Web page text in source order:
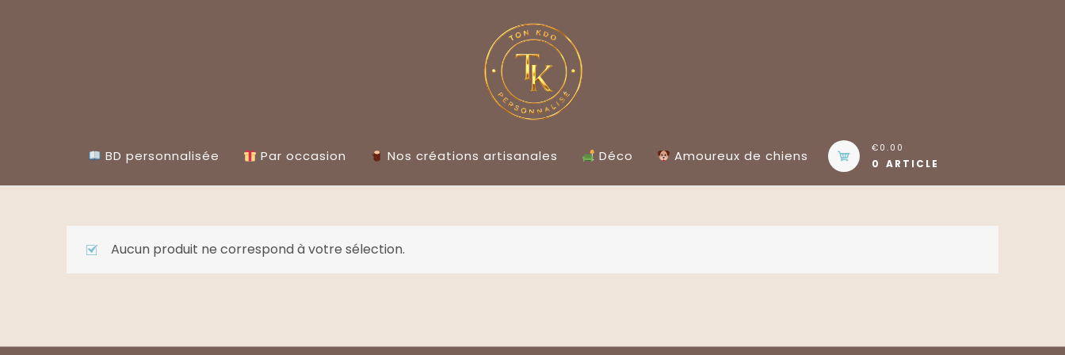
BD personnalisée Par occasion Nos créations artisanales Déco Amoureux de chiens €0.00
0 ARTICLE
Aucun produit ne correspond à votre sélection.